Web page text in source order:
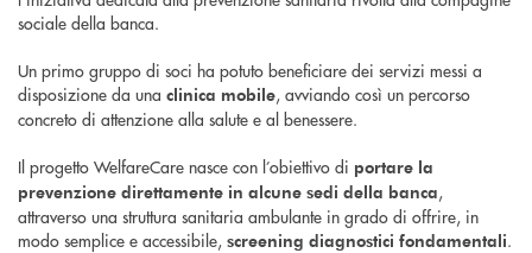
sociale della banca.
Un primo gruppo di soci ha potuto beneficiare dei servizi messi a
disposizione da una clinica mobile, avviando così un percorso
concreto di attenzione alla salute e al benessere.
Il progetto WelfareCare nasce con l’obiettivo di portare la
prevenzione direttamente in alcune sedi della banca,
attraverso una struttura sanitaria ambulante in grado di offrire, in
modo semplice e accessibile, screening diagnostici fondamentali.